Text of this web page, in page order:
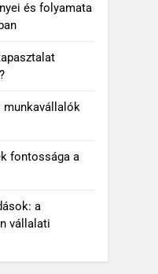
és folyamata
munkavállalók
fontossága a
a
vállalati